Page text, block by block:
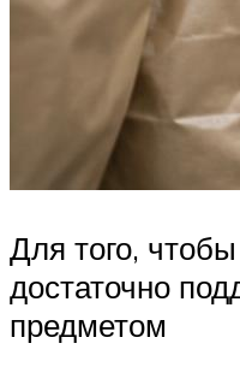
Для того,
достаточно
предметом